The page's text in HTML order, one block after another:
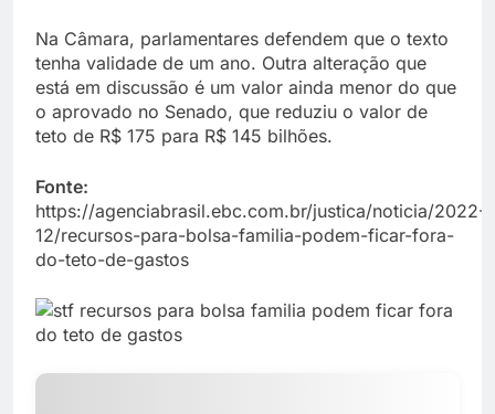
Na Câmara, parlamentares defendem que o texto
tenha validade de um ano. Outra alteração que
está em discussão é um valor ainda menor do que
o aprovado no Senado, que reduziu o valor de
teto de R$ 175 para R$ 145 bilhões.
Fonte:
https://agenciabrasil.ebc.com.br/justica/noticia/2022-
12/recursos-para-bolsa-familia-podem-ficar-fora-
do-teto-de-gastos